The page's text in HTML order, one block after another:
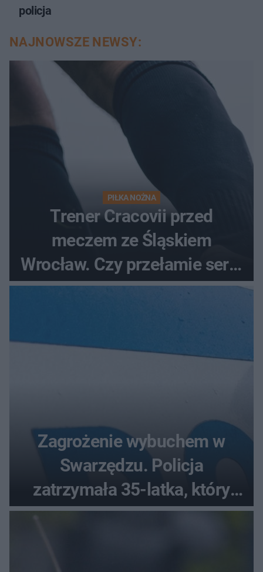
policja
NAJNOWSZE NEWSY:
PIŁKA NOŻNA
Trener Cracovii przed
meczem ze Śląskiem
Wrocław. Czy przełamie serię
bez wygranej?
Zagrożenie wybuchem w
Swarzędzu. Policja
zatrzymała 35-latka, który
zgłosił ładunek w swoim